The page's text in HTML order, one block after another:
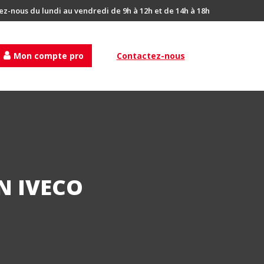
nous du lundi au vendredi de 9h à 12h et de 14h à 18h
Mon compte pro Contactez-nous
IVECO